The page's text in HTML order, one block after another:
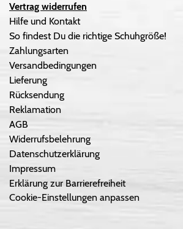
Vertrag widerrufen
Hilfe und Kontakt
So findest Du die richtige Schuhgröße!
Zahlungsarten
Versandbedingungen
Lieferung
Rücksendung
Reklamation
AGB
Widerrufsbelehrung
Datenschutzerklärung
Impressum
Erklärung zur Barrierefreiheit
Cookie-Einstellungen anpassen